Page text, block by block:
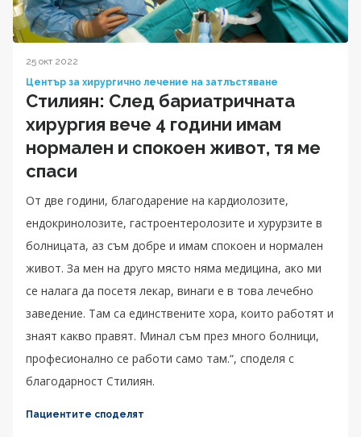
25 окт 2022
Център за хирургично лечение на затлъстяване
Стилиян: След бариатричната
хирургия вече 4 години имам
нормален и спокоен живот, тя ме
спаси
От две години, благодарение на кардиолозите,
ендокринолозите, гастроентеролозите и хурурзите в
болницата, аз съм добре и имам спокоен и нормален
живот. За мен на друго място няма медицина, ако ми
се налага да посетя лекар, винаги е в това лечебно
заведение. Там са единствените хора, които работят и
знаят какво правят. Минал съм през много болници,
професионално се работи само там.“, споделя с
благодарност Стилиян.
Пациентите споделят